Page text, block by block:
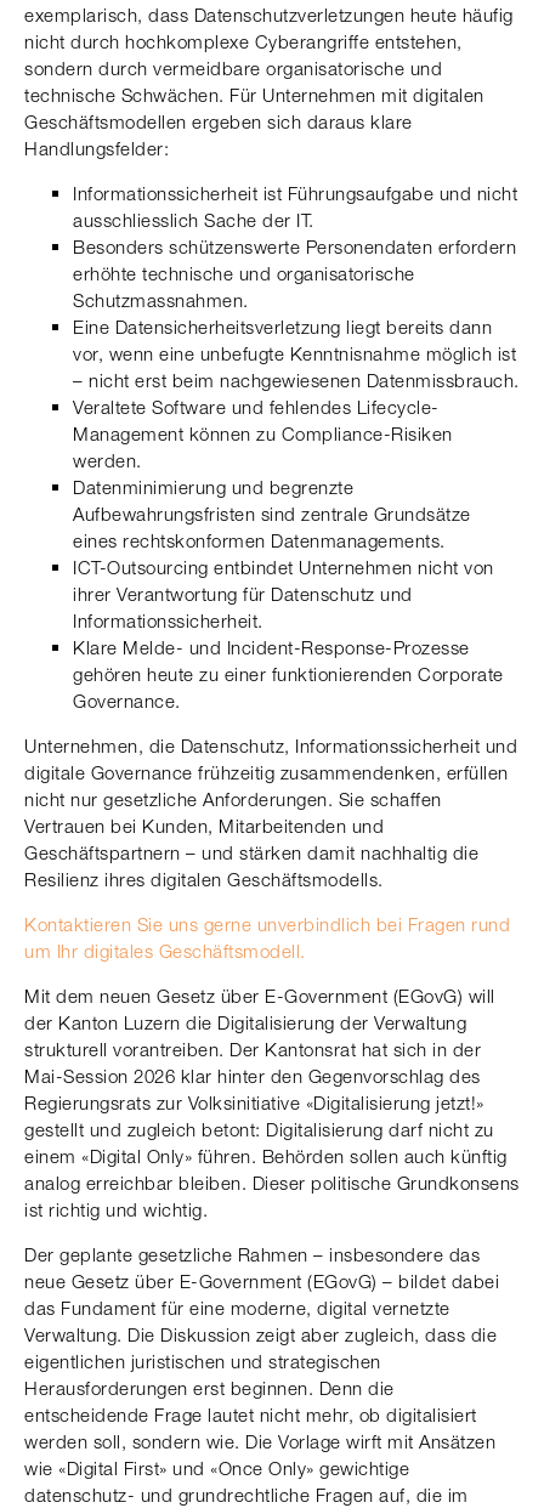
exemplarisch, dass Datenschutzverletzungen heute häufig
nicht durch hochkomplexe Cyberangriffe entstehen,
sondern durch vermeidbare organisatorische und
technische Schwächen. Für Unternehmen mit digitalen
Geschäftsmodellen ergeben sich daraus klare
Handlungsfelder:
Informationssicherheit ist Führungsaufgabe und nicht
ausschliesslich Sache der IT.
Besonders schützenswerte Personendaten erfordern
erhöhte technische und organisatorische
Schutzmassnahmen.
Eine Datensicherheitsverletzung liegt bereits dann
vor, wenn eine unbefugte Kenntnisnahme möglich ist
– nicht erst beim nachgewiesenen Datenmissbrauch.
Veraltete Software und fehlendes Lifecycle-
Management können zu Compliance-Risiken
werden.
Datenminimierung und begrenzte
Aufbewahrungsfristen sind zentrale Grundsätze
eines rechtskonformen Datenmanagements.
ICT-Outsourcing entbindet Unternehmen nicht von
ihrer Verantwortung für Datenschutz und
Informationssicherheit.
Klare Melde- und Incident-Response-Prozesse
gehören heute zu einer funktionierenden Corporate
Governance.
Unternehmen, die Datenschutz, Informationssicherheit und
digitale Governance frühzeitig zusammendenken, erfüllen
nicht nur gesetzliche Anforderungen. Sie schaffen
Vertrauen bei Kunden, Mitarbeitenden und
Geschäftspartnern – und stärken damit nachhaltig die
Resilienz ihres digitalen Geschäftsmodells.
Kontaktieren Sie uns gerne unverbindlich bei Fragen rund
um Ihr digitales Geschäftsmodell.
Mit dem neuen Gesetz über E-Government (EGovG) will
der Kanton Luzern die Digitalisierung der Verwaltung
strukturell vorantreiben. Der Kantonsrat hat sich in der
Mai-Session 2026 klar hinter den Gegenvorschlag des
Regierungsrats zur Volksinitiative «Digitalisierung jetzt!»
gestellt und zugleich betont: Digitalisierung darf nicht zu
einem «Digital Only» führen. Behörden sollen auch künftig
analog erreichbar bleiben. Dieser politische Grundkonsens
ist richtig und wichtig.
Der geplante gesetzliche Rahmen – insbesondere das
neue Gesetz über E-Government (EGovG) – bildet dabei
das Fundament für eine moderne, digital vernetzte
Verwaltung. Die Diskussion zeigt aber zugleich, dass die
eigentlichen juristischen und strategischen
Herausforderungen erst beginnen. Denn die
entscheidende Frage lautet nicht mehr, ob digitalisiert
werden soll, sondern wie. Die Vorlage wirft mit Ansätzen
wie «Digital First» und «Once Only» gewichtige
datenschutz- und grundrechtliche Fragen auf, die im